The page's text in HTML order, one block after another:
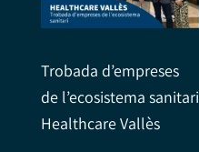
Trobada d’empreses
de l’ecosistema sanitari
Healthcare Vallès